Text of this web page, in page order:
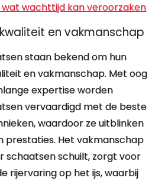
wachttijd kan veroorzaken
en vakmanschap
staan bekend om hun
en vakmanschap. Met oog
expertise worden
vervaardigd met de beste
waardoor ze uitblinken
prestaties. Het vakmanschap
schaatsen schuilt, zorgt voor
rijervaring op het ijs, waarbij